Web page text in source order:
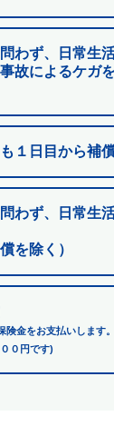
わず、日常生
事故によるケガ
１日目から補
わず、日常生
を除く）
険金をお支払いします
０円です)